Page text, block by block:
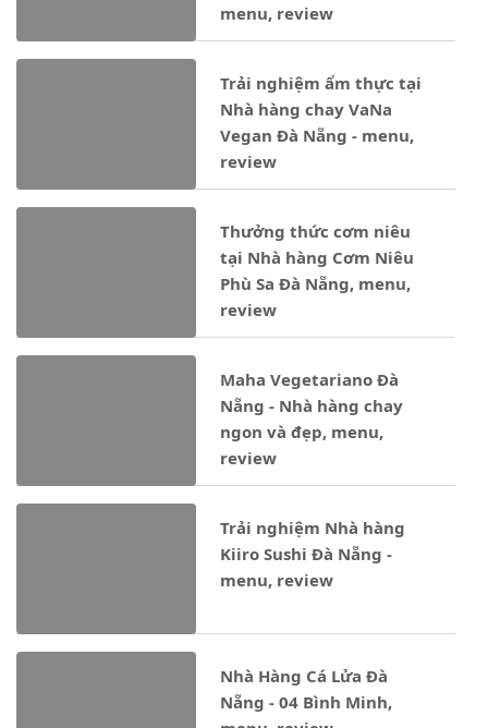
menu, review
Trải nghiệm ẩm thực tại
Nhà hàng chay VaNa
Vegan Đà Nẵng - menu,
review
Thưởng thức cơm niêu
tại Nhà hàng Cơm Niêu
Phù Sa Đà Nẵng, menu,
review
Maha Vegetariano Đà
Nẵng - Nhà hàng chay
ngon và đẹp, menu,
review
Trải nghiệm Nhà hàng
Kiiro Sushi Đà Nẵng -
menu, review
Nhà Hàng Cá Lửa Đà
Nẵng - 04 Bình Minh,